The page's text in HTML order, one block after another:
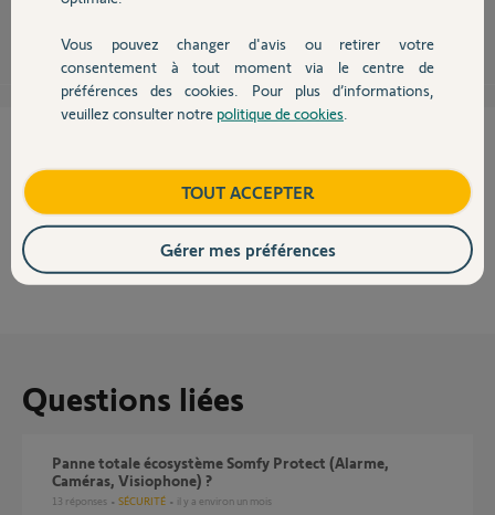
Devis avec un pro
Contact
NON OUI
Questions liées
Panne totale écosystème Somfy Protect (Alarme,
Caméras, Visiophone) ?
13 réponses SÉCURITÉ il y a environ un mois
Vous pouvez changer d'avis ou retirer votre
consentement à tout moment via le centre de
préférences des cookies. Pour plus d’informations,
veuillez consulter notre politique de cookies
TOUT ACCEPTER
Gérer mes préférences